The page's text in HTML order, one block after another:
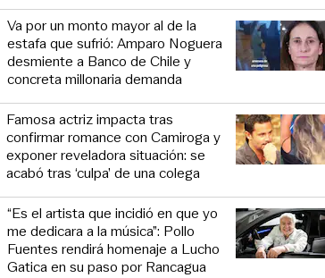
Va por un monto mayor al de la
estafa que sufrió: Amparo Noguera
desmiente a Banco de Chile y
concreta millonaria demanda
Famosa actriz impacta tras
confirmar romance con Camiroga y
exponer reveladora situación: se
acabó tras ‘culpa’ de una colega
“Es el artista que incidió en que yo
me dedicara a la música”: Pollo
Fuentes rendirá homenaje a Lucho
Gatica en su paso por Rancagua